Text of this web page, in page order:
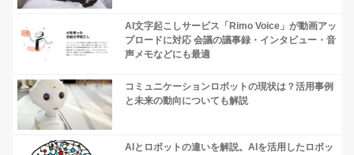
AI文字起こしサービス「Rimo Voice」が動画アッ
プロードに対応 会議の議事録・インタビュー・音
声メモなどにも最適
コミュニケーションロボットの現状は？活用事例
と未来の動向についても解説
AIとロボットの違いを解説。AIを活用したロボッ